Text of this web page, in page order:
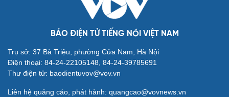
BÁO ĐIỆN TỬ TIẾNG NÓI VIỆT NAM
Trụ sở: 37 Bà Triệu, phường Cửa Nam, Hà Nội
Điện thoại: 84-24-22105148, 84-24-39785691
Thư điện tử: baodientuvov@vov.vn
Liên hệ quảng cáo, phát hành: quangcao@vovnews.vn